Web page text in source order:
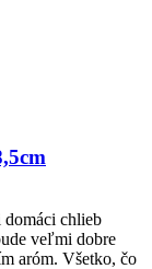
domáci chlieb
veľmi dobre
aróm. Všetko, čo